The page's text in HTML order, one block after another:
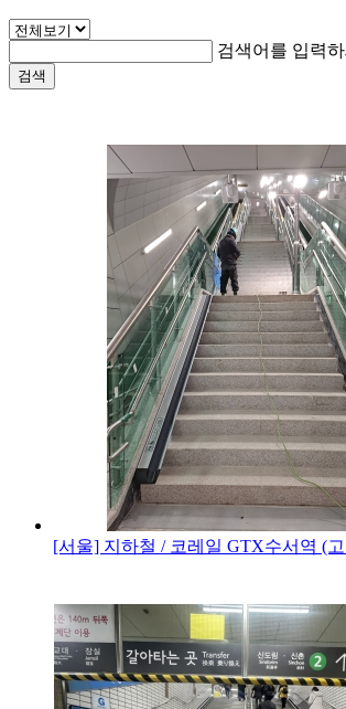
검색어를 입력
검색
[서울] 지하철 / 코레일 GTX수서역 (